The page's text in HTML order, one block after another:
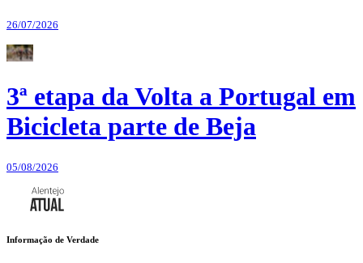
26/07/2026
3ª etapa da Volta a Portugal em
Bicicleta parte de Beja
05/08/2026
Informação de Verdade